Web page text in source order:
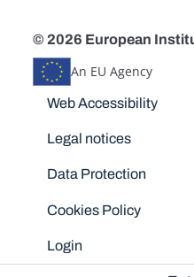
© 2026 European
An EU Agency
Disclaimers
Web Accessibility
Legal notices
Data Protection
Cookies Policy
Login